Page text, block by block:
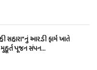
સહારા”નું આર.ડી ફાર્મ ખાતે
પૂજન સંપન…